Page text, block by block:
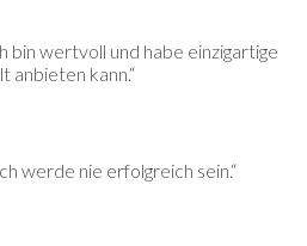
bin wertvoll und habe einzigartige
anbieten kann.“
werde nie erfolgreich sein.“